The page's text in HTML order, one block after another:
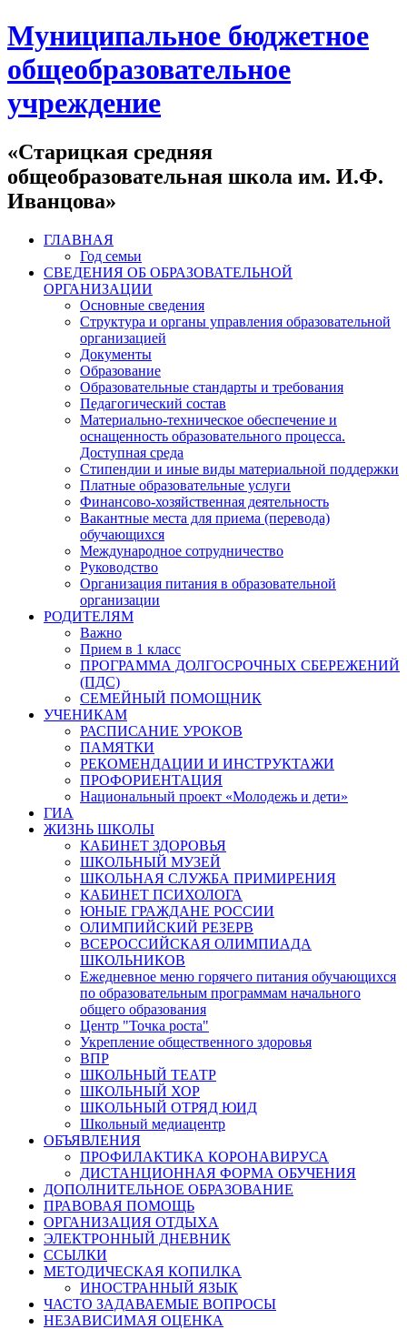
Муниципальное бюджетное
общеобразовательное
учреждение
«Старицкая средняя
общеобразовательная школа им. И.Ф.
Иванцова»
ГЛАВНАЯ
Год семьи
СВЕДЕНИЯ ОБ ОБРАЗОВАТЕЛЬНОЙ
ОРГАНИЗАЦИИ
Основные сведения
Структура и органы управления образовательной
организацией
Документы
Образование
Образовательные стандарты и требования
Педагогический состав
Материально-техническое обеспечение и
оснащенность образовательного процесса.
Доступная среда
Стипендии и иные виды материальной поддержки
Платные образовательные услуги
Финансово-хозяйственная деятельность
Вакантные места для приема (перевода)
обучающихся
Международное сотрудничество
Руководство
Организация питания в образовательной
организации
РОДИТЕЛЯМ
Важно
Прием в 1 класс
ПРОГРАММА ДОЛГОСРОЧНЫХ СБЕРЕЖЕНИЙ
(ПДС)
СЕМЕЙНЫЙ ПОМОЩНИК
УЧЕНИКАМ
РАСПИСАНИЕ УРОКОВ
ПАМЯТКИ
РЕКОМЕНДАЦИИ И ИНСТРУКТАЖИ
ПРОФОРИЕНТАЦИЯ
Национальный проект «Молодежь и дети»
ГИА
ЖИЗНЬ ШКОЛЫ
КАБИНЕТ ЗДОРОВЬЯ
ШКОЛЬНЫЙ МУЗЕЙ
ШКОЛЬНАЯ СЛУЖБА ПРИМИРЕНИЯ
КАБИНЕТ ПСИХОЛОГА
ЮНЫЕ ГРАЖДАНЕ РОССИИ
ОЛИМПИЙСКИЙ РЕЗЕРВ
ВСЕРОССИЙСКАЯ ОЛИМПИАДА
ШКОЛЬНИКОВ
Ежедневное меню горячего питания обучающихся
по образовательным программам начального
общего образования
Центр "Точка роста"
Укрепление общественного здоровья
ВПР
ШКОЛЬНЫЙ ТЕАТР
ШКОЛЬНЫЙ ХОР
ШКОЛЬНЫЙ ОТРЯД ЮИД
Школьный медиацентр
ОБЪЯВЛЕНИЯ
ПРОФИЛАКТИКА КОРОНАВИРУСА
ДИСТАНЦИОННАЯ ФОРМА ОБУЧЕНИЯ
ДОПОЛНИТЕЛЬНОЕ ОБРАЗОВАНИЕ
ПРАВОВАЯ ПОМОЩЬ
ОРГАНИЗАЦИЯ ОТДЫХА
ЭЛЕКТРОННЫЙ ДНЕВНИК
ССЫЛКИ
МЕТОДИЧЕСКАЯ КОПИЛКА
ИНОСТРАННЫЙ ЯЗЫК
ЧАСТО ЗАДАВАЕМЫЕ ВОПРОСЫ
НЕЗАВИСИМАЯ ОЦЕНКА